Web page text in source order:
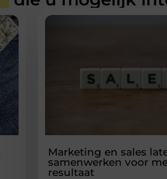
Marketing en sales
samenwerken voor
resultaat